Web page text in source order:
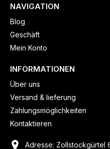
NAVIGATION
Blog
Geschäft
Mein Konto
INFORMATIONEN
Über uns
Versand & lieferung
Zahlungsmöglichkeiten
Kontaktieren
Adresse: Zollstockgürtel